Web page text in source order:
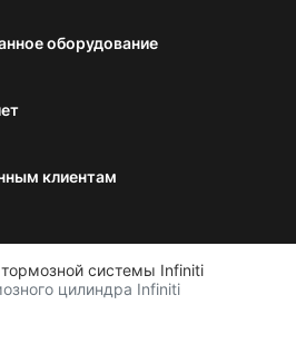
оборудование
клиентам
системы Infiniti
цилиндра Infiniti